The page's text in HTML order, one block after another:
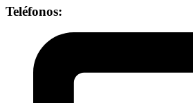
Teléfonos: